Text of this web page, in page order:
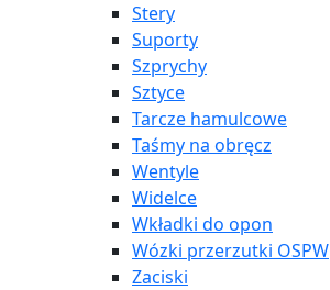
Stery
Suporty
Szprychy
Sztyce
Tarcze hamulcowe
Taśmy na obręcz
Wentyle
Widelce
Wkładki do opon
Wózki przerzutki OSPW
Zaciski